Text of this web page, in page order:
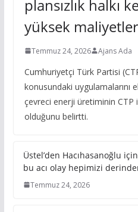
plansızlık halkı
yüksek
Temmuz 24, 2026 Ajans Ada
Cumhuriyetçi Türk Partisi
konusundaki uygulamalarını
çevreci enerji üretiminin CTP
olduğunu belirtti.
Üstel’den Hacıhasanoğlu
bu acı olay hepimizi
Temmuz 24, 2026